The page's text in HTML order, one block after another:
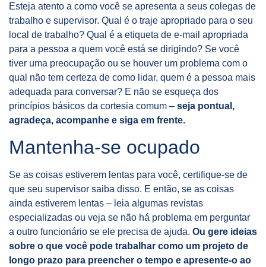
Esteja atento a como você se apresenta a seus colegas de
trabalho e supervisor. Qual é o traje apropriado para o seu
local de trabalho? Qual é a etiqueta de e-mail apropriada
para a pessoa a quem você está se dirigindo? Se você
tiver uma preocupação ou se houver um problema com o
qual não tem certeza de como lidar, quem é a pessoa mais
adequada para conversar? E não se esqueça dos
princípios básicos da cortesia comum – seja pontual,
agradeça, acompanhe e siga em frente.
Mantenha-se ocupado
Se as coisas estiverem lentas para você, certifique-se de
que seu supervisor saiba disso. E então, se as coisas
ainda estiverem lentas – leia algumas revistas
especializadas ou veja se não há problema em perguntar
a outro funcionário se ele precisa de ajuda. Ou gere ideias
sobre o que você pode trabalhar como um projeto de
longo prazo para preencher o tempo e apresente-o ao